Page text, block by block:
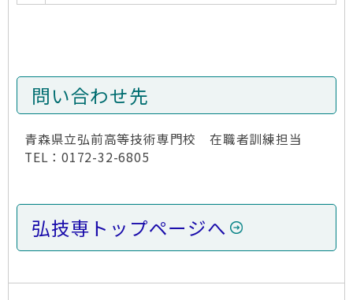
問い合わせ先
青森県立弘前高等技術専門校 在職者訓練担当
TEL：0172-32-6805
弘技専トップページへ